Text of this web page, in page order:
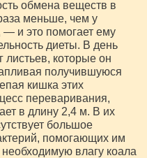
обмена веществ в
меньше, чем у
и это помогает ему
диеты. В день
листьев, которые он
получившуюся
кишка этих
переваривания,
в длину 2,4 м. В их
большое
помогающих им
влагу коала